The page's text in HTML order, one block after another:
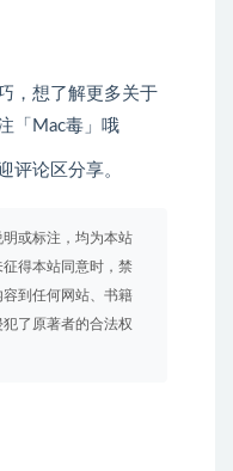
，想了解更多关于
「Mac毒」哦
评论区分享。
或标注，均为本站
征得本站同意时，禁
到任何网站、书籍
了原著者的合法权